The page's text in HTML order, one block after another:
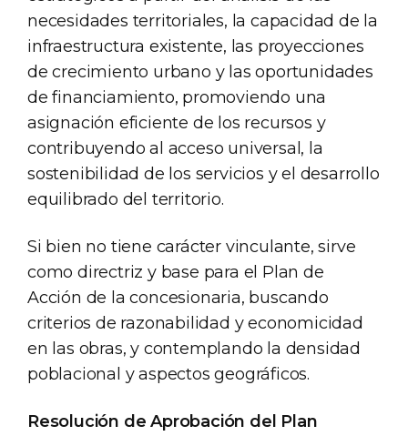
necesidades territoriales, la capacidad de la
infraestructura existente, las proyecciones
de crecimiento urbano y las oportunidades
de financiamiento, promoviendo una
asignación eficiente de los recursos y
contribuyendo al acceso universal, la
sostenibilidad de los servicios y el desarrollo
equilibrado del territorio.
Si bien no tiene carácter vinculante, sirve
como directriz y base para el Plan de
Acción de la concesionaria, buscando
criterios de razonabilidad y economicidad
en las obras, y contemplando la densidad
poblacional y aspectos geográficos.
Resolución de Aprobación del Plan